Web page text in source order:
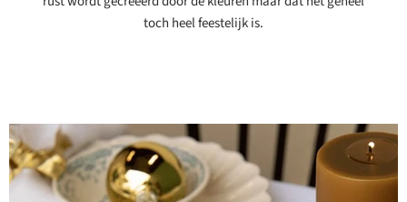
toch heel feestelijk is.